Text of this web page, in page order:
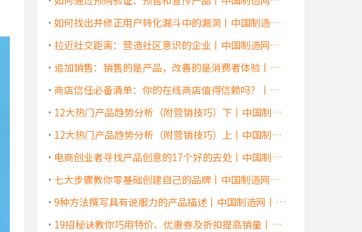
如何找出并修正用户转化漏斗中的漏洞丨中国制造网丨郑州建桥
拉近社交距离：营造社区意识的企业丨中国制造网丨郑州建桥
追加销售：销售的是产品，改善的是消费者体验丨中国制造网丨郑州建桥
商店信任必备清单：你的在线商店值得信赖吗？丨中国制造网丨郑州建桥
12大热门产品趋势分析（附营销技巧）下丨中国制造网丨郑州建桥
12大热门产品趋势分析（附营销技巧）上丨中国制造网丨郑州建桥
电商创业者寻找产品创意的17个好的去处丨中国制造网丨郑州建桥
七大步骤教你零基础创建自己的品牌丨中国制造网丨郑州建桥
9种方法撰写具有说服力的产品描述丨中国制造网丨郑州建桥
19招秘诀教你巧用特价、优惠券及折扣提高销量丨中国制造网丨郑州建桥